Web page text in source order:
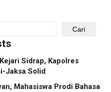
Cari
Sidrap, Kapolres
Jaksa Solid
Mahasiswa Prodi Bahasa